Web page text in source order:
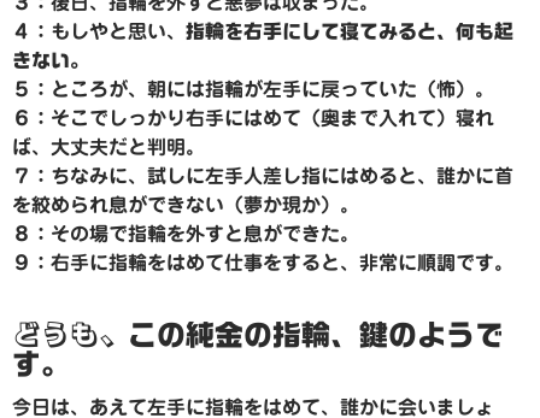
４：もしやと思い、 指輪を右手にして寝てみると、何も起
きない。
５：ところが、朝には指輪が左手に戻っていた（怖）。
６：そこでしっかり右手にはめて（奥まで入れて）寝れ
ば、大丈夫だと判明。
７：ちなみに、試しに左手人差し指にはめると、誰かに首
を絞められ息ができない（夢か現か）。
８：その場で指輪を外すと息ができた。
９：右手に指輪をはめて仕事をすると、非常に順調です。
どうも、 この純金の指輪、鍵のようで
す。
今日は、あえて左手に指輪をはめて、誰かに会いましょ